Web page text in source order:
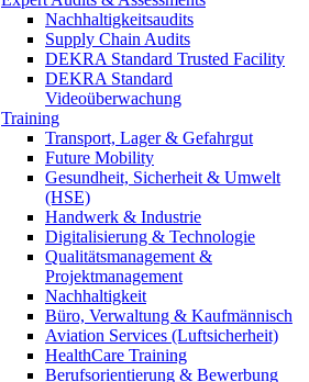
Nachhaltigkeitsaudits
Supply Chain Audits
DEKRA Standard Trusted Facility
DEKRA Standard
Videoüberwachung
Training
Transport, Lager & Gefahrgut
Future Mobility
Gesundheit, Sicherheit & Umwelt
(HSE)
Handwerk & Industrie
Digitalisierung & Technologie
Qualitätsmanagement &
Projektmanagement
Nachhaltigkeit
Büro, Verwaltung & Kaufmännisch
Aviation Services (Luftsicherheit)
HealthCare Training
Berufsorientierung & Bewerbung